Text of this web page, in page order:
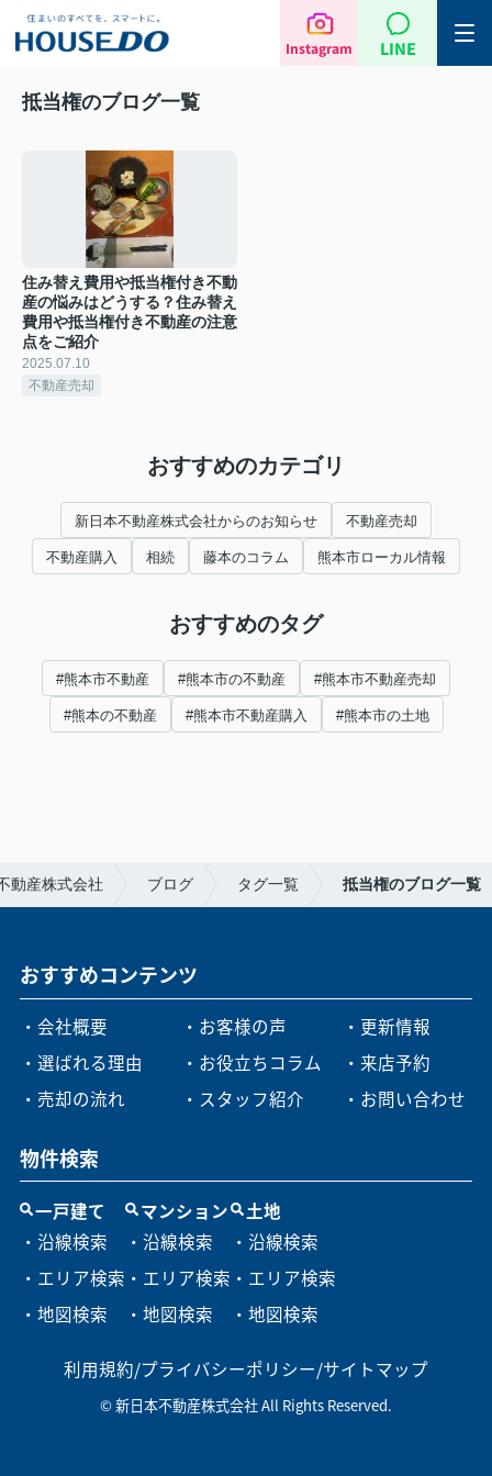
Instagram LINE
抵当権のブログ一覧
住み替え費用や抵当権付き不動
産の悩みはどうする？住み替え
費用や抵当権付き不動産の注意
点をご紹介
2025.07.10
不動産売却
おすすめのカテゴリ
新日本不動産株式会社からのお知らせ 不動産売却
不動産購入 相続 藤本のコラム 熊本市ローカル情報
おすすめのタグ
#熊本市不動産 #熊本市の不動産 #熊本市不動産売却
#熊本の不動産 #熊本市不動産購入 #熊本市の土地
動産株式会社 ブログ タグ一覧 抵当権のブログ一覧
おすすめコンテンツ
・会社概要
・選ばれる理由
・売却の流れ
・お客様の声
・お役立ちコラム
・スタッフ紹介
・更新情報
・来店予約
・お問い合わせ
物件検索
一戸建て
・沿線検索
・エリア検索
・地図検索
マンション
・沿線検索
・エリア検索
・地図検索
土地
・沿線検索
・エリア検索
・地図検索
利用規約/プライバシーポリシー/サイトマップ
© 新日本不動産株式会社 All Rights Reserved.